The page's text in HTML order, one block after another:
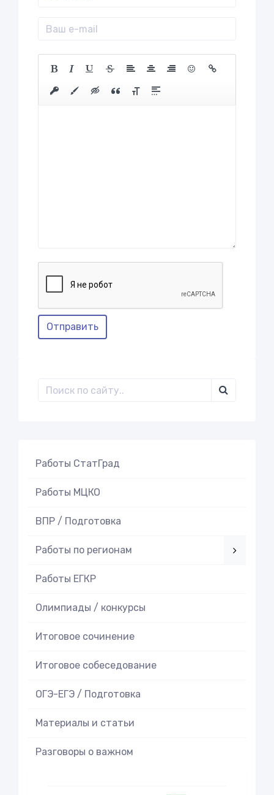
Отправить
Работы СтатГрад
Работы МЦКО
ВПР / Подготовка
Работы по регионам
Работы ЕГКР
Олимпиады / конкурсы
Итоговое cочинение
Итоговое cобеседование
ОГЭ-ЕГЭ / Подготовка
Материалы и статьи
Разговоры о важном